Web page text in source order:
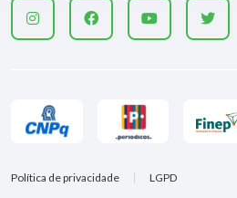
Política de privacidade LGPD